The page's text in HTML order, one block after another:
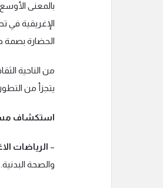
بالمعنى
الإغريقية في
الحضارة بصمة
من الناحية
يتجزأ من
استكشاف
– الرياضات
والصحة البدنية.